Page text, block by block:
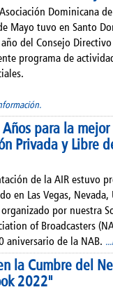
Dominicana
Mayo tuvo en Santo
del Consejo
programa de
para la
Privada y Libre
de la AIR estuvo
en Las Vegas, Nevada,
por nuestra
of Broadcasters
aniversario de la NAB.
la Cumbre del
2022"